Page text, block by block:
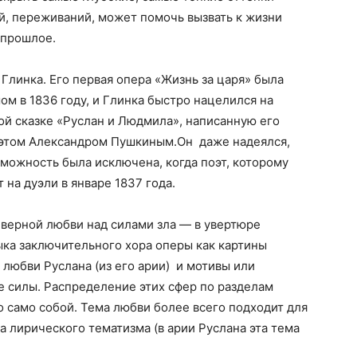
переживаний, может помочь вызвать к жизни
Его первая опера «Жизнь за царя» была
в 1836 году, и Глинка быстро нацелился на
сказке «Руслан и Людмила», написанную его
Александром Пушкиным.Он даже надеялся,
была исключена, когда поэт, которому
дуэли в январе 1837 года.
любви над силами зла — в увертюре
заключительного хора оперы как картины
Руслана (из его арии) и мотивы или
Распределение этих сфер по разделам
собой. Тема любви более всего подходит для
тематизма (в арии Руслана эта тема